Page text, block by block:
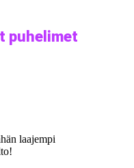
puhelimet